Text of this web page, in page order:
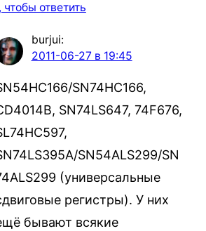
чтобы ответить
burjui:
2011-06-27 в 19:45
SN74HC166,
SN74LS647, 74F676,
SN54ALS299/SN
(универсальные
регистры). У них
бывают всякие